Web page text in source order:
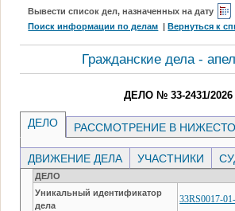
Вывести список дел, назначенных на дату
Поиск информации по делам |Вернуться к
Гражданские дела -
ДЕЛО № 33-2431/2026
ДЕЛО РАССМОТРЕНИЕ В
ДВИЖЕНИЕ ДЕЛА УЧАСТНИКИ
ДЕЛО
Уникальный идентификатор
дела
33RS0017-